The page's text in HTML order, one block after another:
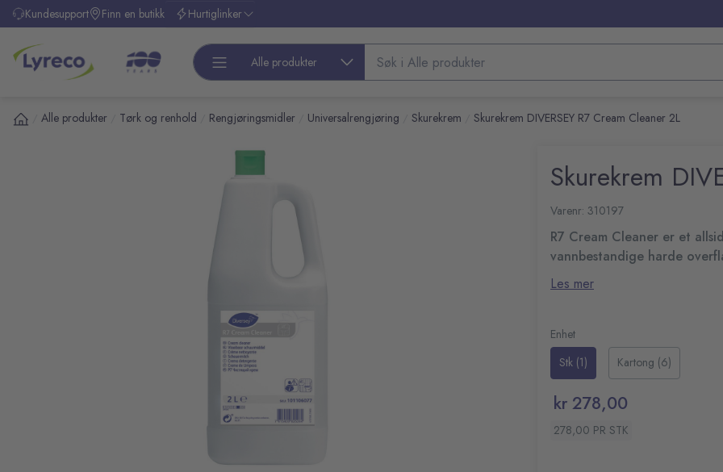
hovedinnhold
Kundesupport Finn en butikk Hurtiglinker
Alle produkter Søk etter produkter
Alle produkter Tørk og renhold Rengjøringsmidler Universalrengjøring Skurekrem Skurekrem DIVERSEY R7 Cream Cleaner 2L
Skurekrem
Varenr: 310197
R7 Cream Cleaner er et
vannbestandige harde
Denne skurekremen fra
flekker. Dette produktet er
Bruk: Rist flasken, påfør
rengjør overflaten (gni
nødvendig med en ren, tørr
pH-verdi: 10
Farge- og
EUH 210
Les mer
Enhet
Stk (1)
Kartong (6)
kr 278,00
278,00 PR STK